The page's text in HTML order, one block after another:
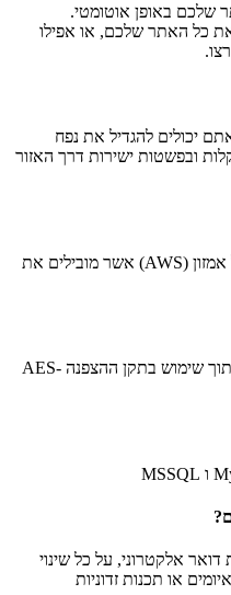
שלכם באופן אוטומטי.
את כל האתר שלכם, או אפילו
יכולים להגדיל את נפח
ובפשטות ישירות דרך האזור
הגיבויים נשמרים במערכת הגיבויים של אמזון (AWS) אשר מובילים את
כן, הגיבויים מאוחסנים באופן מאובטח תוך שימוש בתקן ההצפנה AES-
אלקטרוני, על כל שינוי
או תכנות זדוניות